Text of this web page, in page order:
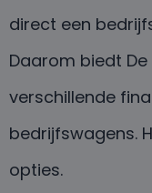
direct een
Daarom biedt
verschillende
bedrijfswagens.
opties.